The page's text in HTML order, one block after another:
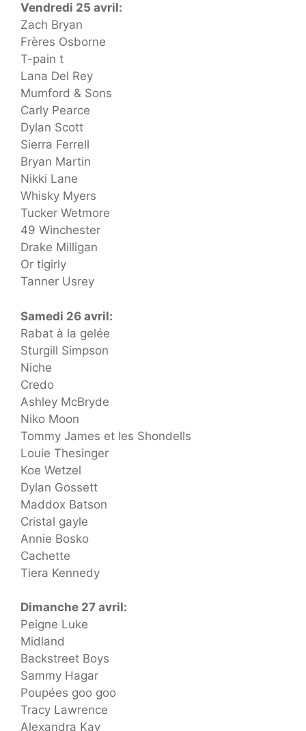
Vendredi 25 avril:
Zach Bryan
Frères Osborne
T-pain t
Lana Del Rey
Mumford & Sons
Carly Pearce
Dylan Scott
Sierra Ferrell
Bryan Martin
Nikki Lane
Whisky Myers
Tucker Wetmore
49 Winchester
Drake Milligan
Or tigirly
Tanner Usrey
Samedi 26 avril:
Rabat à la gelée
Sturgill Simpson
Niche
Credo
Ashley McBryde
Niko Moon
Tommy James et les Shondells
Louie Thesinger
Koe Wetzel
Dylan Gossett
Maddox Batson
Cristal gayle
Annie Bosko
Cachette
Tiera Kennedy
Dimanche 27 avril:
Peigne Luke
Midland
Backstreet Boys
Sammy Hagar
Poupées goo goo
Tracy Lawrence
Alexandra Kay